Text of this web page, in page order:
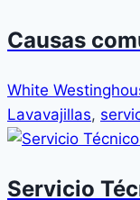
Causas
White
Lavavajillas,
Servicio